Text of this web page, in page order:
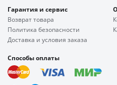
Гарантия и сервис
Возврат товара
Политика безопасности
Доставка и условия заказа
Способы оплаты